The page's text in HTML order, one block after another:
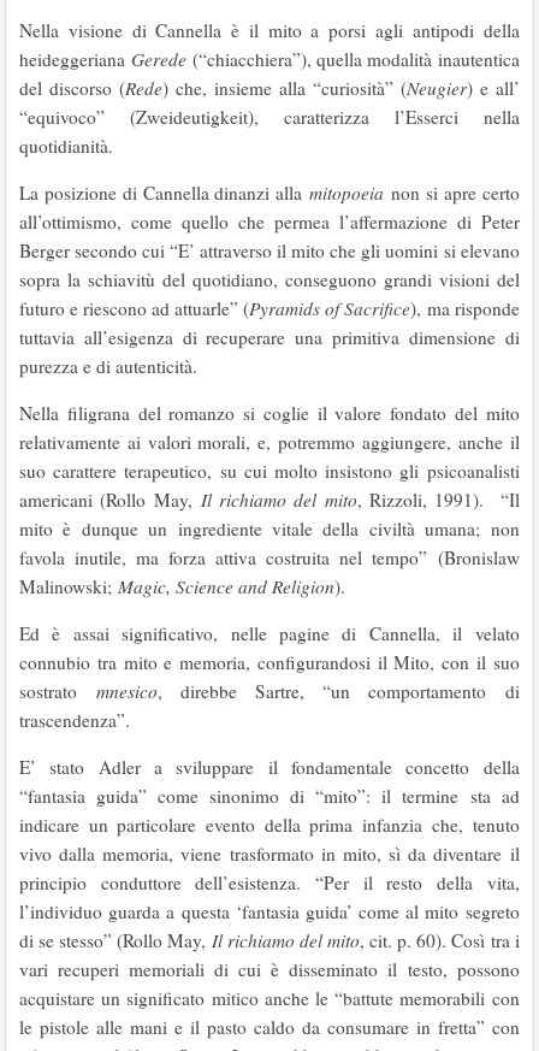
Nella visione di Cannella è il mito a porsi agli antipodi della
heideggerianaGerede (“chiacchiera”), quella modalità inautentica
del discorso (Rede) che, insieme alla “curiosità” (Neugier) e all’
“equivoco” (Zweideutigkeit), caratterizza l’Esserci nella
quotidianità.
La posizione di Cannella dinanzi allamitopoeia non si apre certo
all’ottimismo, come quello che permea l’affermazione di Peter
Berger secondo cui “E’ attraverso il mito che gli uomini si elevano
sopra la schiavitù del quotidiano, conseguono grandi visioni del
futuro e riescono ad attuarle” (Pyramids of Sacrifice), ma risponde
tuttavia all’esigenza di recuperare una primitiva dimensione di
purezza e di autenticità.
Nella filigrana del romanzo si coglie il valore fondato del mito
relativamente ai valori morali, e, potremmo aggiungere, anche il
suo carattere terapeutico, su cui molto insistono gli psicoanalisti
americani (Rollo May, Il richiamo del mito, Rizzoli, 1991). “Il
mito è dunque un ingrediente vitale della civiltà umana; non
favola inutile, ma forza attiva costruita nel tempo” (Bronislaw
Malinowski; Magic, Science and Religion).
Ed è assai significativo, nelle pagine di Cannella, il velato
connubio tra mito e memoria, configurandosi il Mito, con il suo
sostratomnesico, direbbe Sartre, “un comportamento di
trascendenza”.
E’ stato Adler a sviluppare il fondamentale concetto della
“fantasia guida” come sinonimo di “mito”: il termine sta ad
indicare un particolare evento della prima infanzia che, tenuto
vivo dalla memoria, viene trasformato in mito, sì da diventare il
principio conduttore dell’esistenza. “Per il resto della vita,
l’individuo guarda a questa ‘fantasia guida’ come al mito segreto
di se stesso” (Rollo May,Il richiamo del mito, cit. p. 60). Così tra i
vari recuperi memoriali di cui è disseminato il testo, possono
acquistare un significato mitico anche le “battute memorabili con
le pistole alle mani e il pasto caldo da consumare in fretta” con